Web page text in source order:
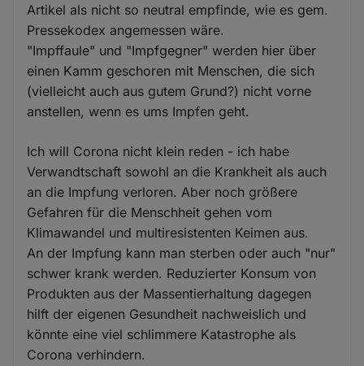
Artikel als nicht so neutral empfinde, wie es gem.
Pressekodex angemessen wäre.
"Impffaule" und "Impfgegner" werden hier über
einen Kamm geschoren mit Menschen, die sich
(vielleicht auch aus gutem Grund?) nicht vorne
anstellen, wenn es ums Impfen geht.
Ich will Corona nicht klein reden - ich habe
Verwandtschaft sowohl an die Krankheit als auch
an die Impfung verloren. Aber noch größere
Gefahren für die Menschheit gehen vom
Klimawandel und multiresistenten Keimen aus.
An der Impfung kann man sterben oder auch "nur"
schwer krank werden. Reduzierter Konsum von
Produkten aus der Massentierhaltung dagegen
hilft der eigenen Gesundheit nachweislich und
könnte eine viel schlimmere Katastrophe als
Corona verhindern.